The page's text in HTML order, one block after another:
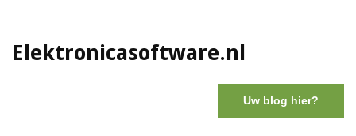
Elektronicasoftware.nl
Uw blog hier?